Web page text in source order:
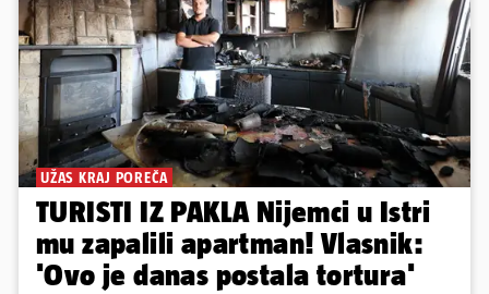
UŽAS KRAJ POREČA
TURISTI IZ PAKLA Nijemci u Istri
mu zapalili apartman! Vlasnik:
'Ovo je danas postala tortura'